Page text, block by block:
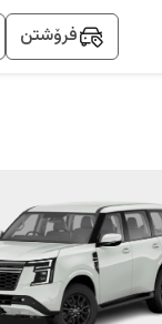
فرۆشتن